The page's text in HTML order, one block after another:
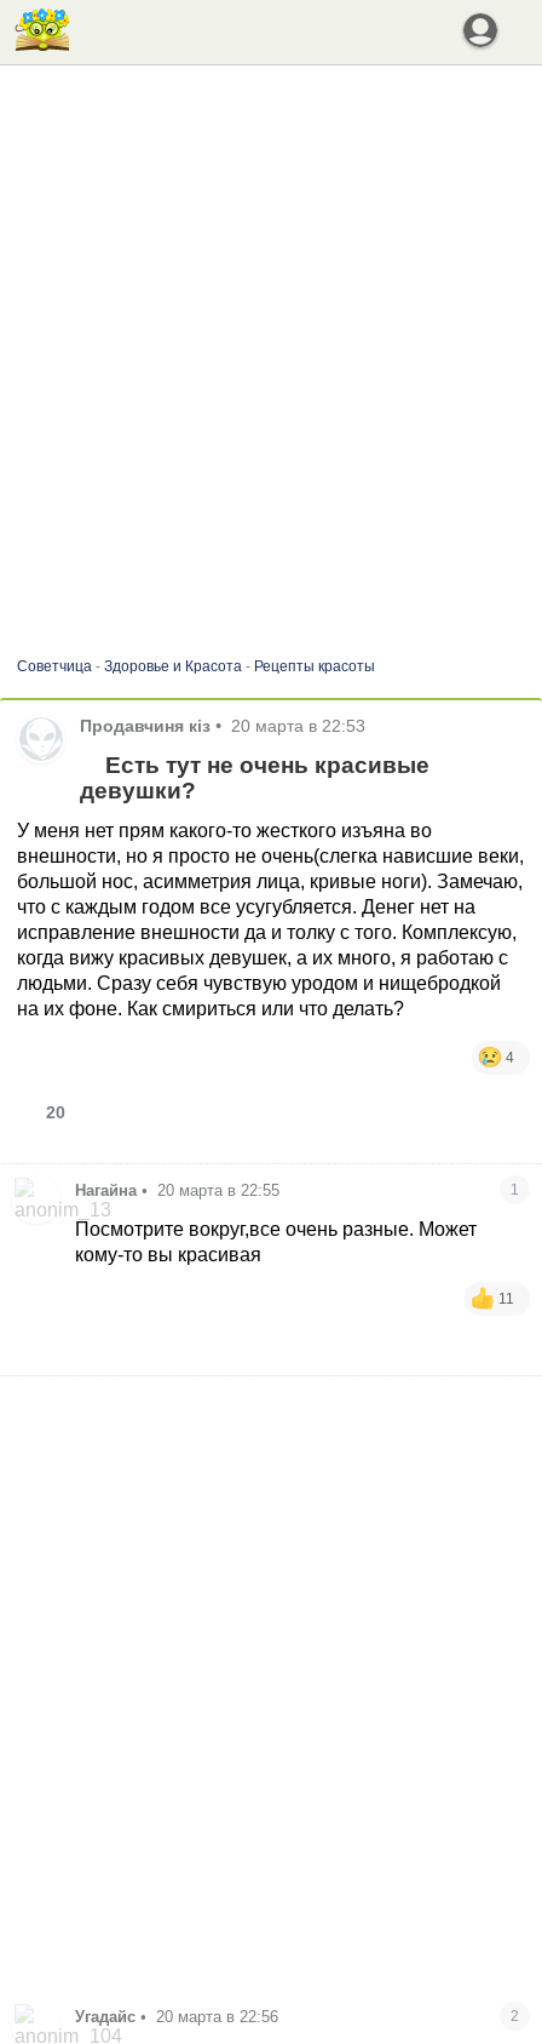
Советчица- Здоровье и Красота- Рецепты красоты
Продавчиня кіз • 20 марта в 22:53
Есть тут не очень красивые
девушки?
У меня нет прям какого-то жесткого изъяна во
внешности, но я просто не очень(слегка нависшие веки,
большой нос, асимметрия лица, кривые ноги). Замечаю,
что с каждым годом все усугубляется. Денег нет на
исправление внешности да и толку с того. Комплексую,
когда вижу красивых девушек, а их много, я работаю с
людьми. Сразу себя чувствую уродом и нищебродкой
на их фоне. Как смириться или что делать?
4
20
Нагайна • 20 марта в 22:55 1
Посмотрите вокруг,все очень разные. Может
кому-то вы красивая
11
Угадайс • 20 марта в 22:56 2